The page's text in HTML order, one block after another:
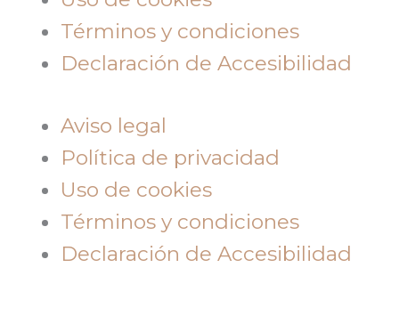
Términos y condiciones
Declaración de Accesibilidad
Aviso legal
Política de privacidad
Uso de cookies
Términos y condiciones
Declaración de Accesibilidad